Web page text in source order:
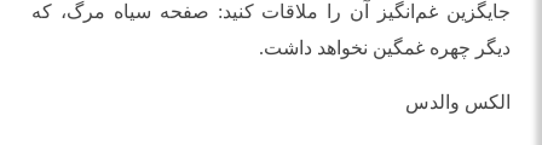
جایگزین غم‌انگیز آن را ملاقات کنید: صفحه سیاه مرگ، که
دیگر چهره غمگین نخواهد داشت.
الکس والدس